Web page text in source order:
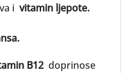
i vitamin ljepote.
B12 doprinose